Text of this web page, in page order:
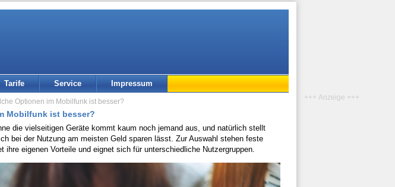
Tarife Service Impressum
Optionen im Mobilfunk ist besser?
Mobilfunk ist besser?
die vielseitigen Geräte kommt kaum noch jemand aus, und natürlich stellt
bei der Nutzung am meisten Geld sparen lässt. Zur Auswahl stehen feste
ihre eigenen Vorteile und eignet sich für unterschiedliche Nutzergruppen.
+++ Anzeige +++